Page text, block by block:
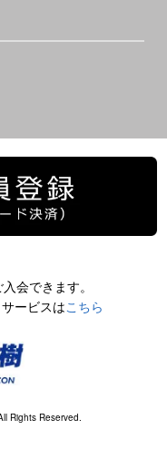
会できます。
ービスはこちら
Rights Reserved.